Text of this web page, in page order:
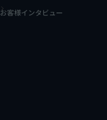
お客様インタビュー